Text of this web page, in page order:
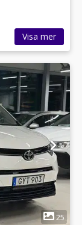
Visa mer
25